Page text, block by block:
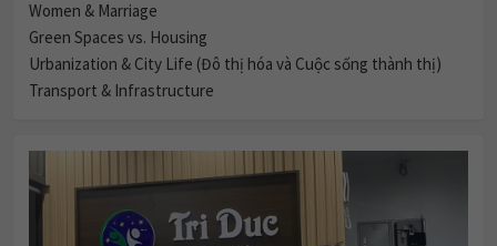
Women & Marriage
Green Spaces vs. Housing
Urbanization & City Life (Đô thị hóa và Cuộc sống thành thị)
Transport & Infrastructure